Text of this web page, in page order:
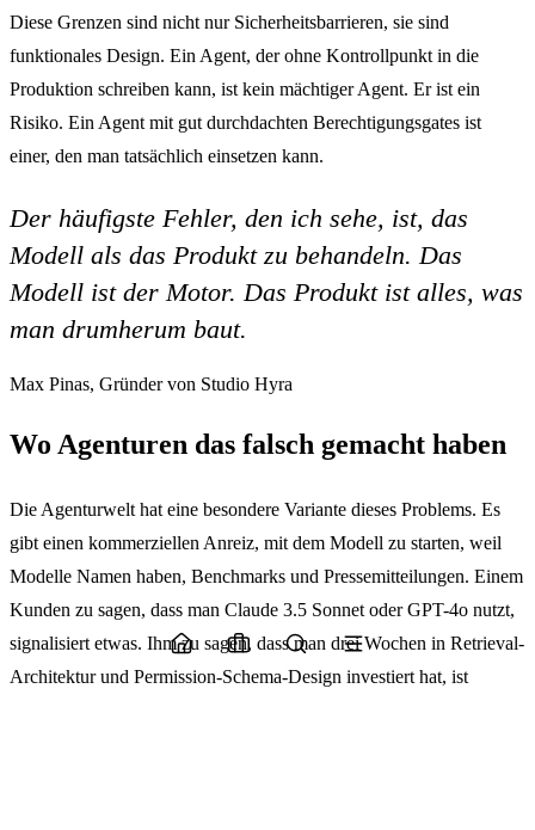
Diese Grenzen sind nicht nur Sicherheitsbarrieren, sie sind
funktionales Design. Ein Agent, der ohne Kontrollpunkt in die
Produktion schreiben kann, ist kein mächtiger Agent. Er ist ein
Risiko. Ein Agent mit gut durchdachten Berechtigungsgates ist
einer, den man tatsächlich einsetzen kann.
Der häufigste Fehler, den ich sehe, ist, das
Modell als das Produkt zu behandeln. Das
Modell ist der Motor. Das Produkt ist alles, was
man drumherum baut.
Max Pinas, Gründer von Studio Hyra
Wo Agenturen das falsch gemacht haben
Die Agenturwelt hat eine besondere Variante dieses Problems. Es
gibt einen kommerziellen Anreiz, mit dem Modell zu starten, weil
Modelle Namen haben, Benchmarks und Pressemitteilungen. Einem
Kunden zu sagen, dass man Claude 3.5 Sonnet oder GPT-4o nutzt,
signalisiert etwas. Ihm zu sagen, dass man drei Wochen in Retrieval-
Architektur und Permission-Schema-Design investiert hat, ist